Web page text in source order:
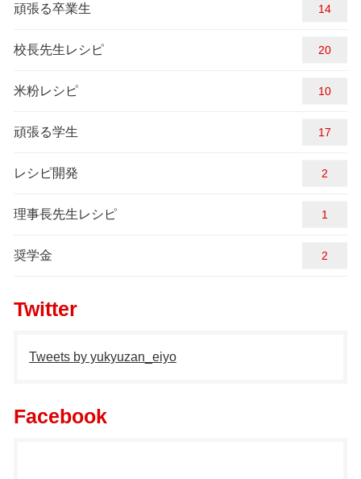
頑張る卒業生 14
校長先生レシピ 20
米粉レシピ 10
頑張る学生 17
レシピ開発 2
理事長先生レシピ 1
奨学金 2
Twitter
Tweets by yukyuzan_eiyo
Facebook